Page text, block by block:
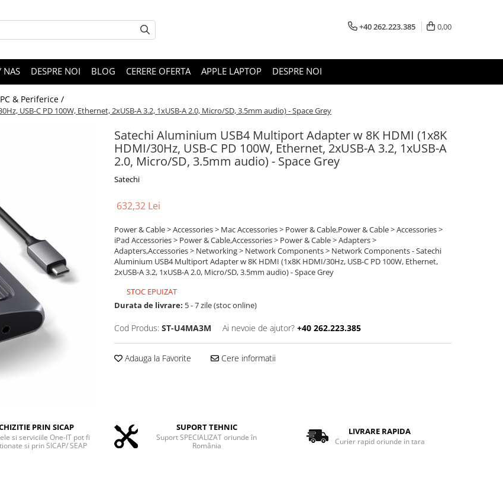
+40 262.223.385 0,00
NAS DESPRE NOI BLOG CERERE OFERTA APPLE LAPTOP DESPRE NOI
& Periferice /
USB-C PD 100W, Ethernet, 2xUSB-A 3.2, 1xUSB-A 2.0, Micro/SD, 3.5mm audio) - Space Grey
Satechi Aluminium USB4 Multiport Adapter w 8K HDMI (1x8K
HDMI/30Hz, USB-C PD 100W, Ethernet, 2xUSB-A 3.2, 1xUSB-A
2.0, Micro/SD, 3.5mm audio) - Space Grey
Satechi
632,32 Lei
Power & Cable > Accessories > Mac Accessories > Power & Cable,Power & Cable > Accessories >
iPad Accessories > Power & Cable,Accessories > Power & Cable > Adapters >
Adapters,Accessories > Networking > Network Components > Network Components - Satechi
Aluminium USB4 Multiport Adapter w 8K HDMI (1x8K HDMI/30Hz, USB-C PD 100W, Ethernet,
2xUSB-A 3.2, 1xUSB-A 2.0, Micro/SD, 3.5mm audio) - Space Grey
STOC EPUIZAT
Durata de livrare: 5 - 7 zile (stoc online)
Cod Produs: ST-U4MA3M Ai nevoie de ajutor? +40 262.223.385
Adauga la Favorite Cere informatii
PRIN SICAP
si serviciile One-IT pot fi
si prin SICAP/ SEAP
SUPORT TEHNIC
Suport SPECIALIZAT oriunde în
România
LIVRARE RAPIDA
Curier rapid oriunde in tara